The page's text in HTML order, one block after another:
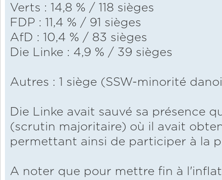
Verts : 14,8 % / 118 sièges
FDP : 11,4 % / 91 sièges
AfD : 10,4 % / 83 sièges
Die Linke : 4,9 % / 39 sièges
Autres : 1 siège (SSW-minorité
Die Linke avait sauvé sa présence
(scrutin majoritaire) où il avait
permettant ainsi de participer à la
A noter que pour mettre fin à